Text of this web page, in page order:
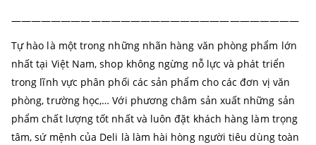
—————————————————————————————
Tự hào là một trong những nhãn hàng văn phòng phẩm lớn
nhất tại Việt Nam, shop không ngừng nỗ lực và phát triển
trong lĩnh vực phân phối các sản phẩm cho các đơn vị văn
phòng, trường học,… Với phương châm sản xuất những sản
phẩm chất lượng tốt nhất và luôn đặt khách hàng làm trọng
tâm, sứ mệnh của Deli là làm hài hòng người tiêu dùng toàn